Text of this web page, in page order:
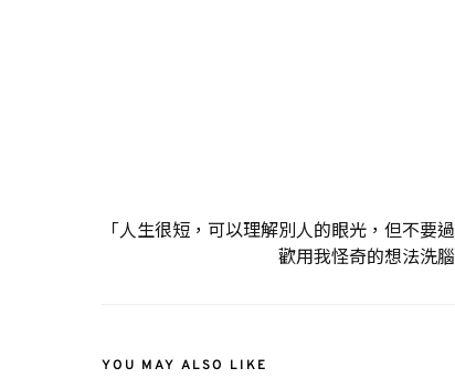
「人生很短，可以理解別人的眼光，但不
歡用我怪奇的想法洗
YOU MAY ALSO LIKE